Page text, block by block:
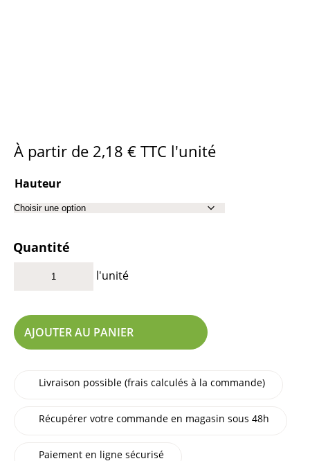
À partir de 2,18 € TTC l'unité
Hauteur
Quantité
l'unité
AJOUTER AU PANIER
Livraison possible (frais calculés à la commande)
Récupérer votre commande en magasin sous 48h
Paiement en ligne sécurisé